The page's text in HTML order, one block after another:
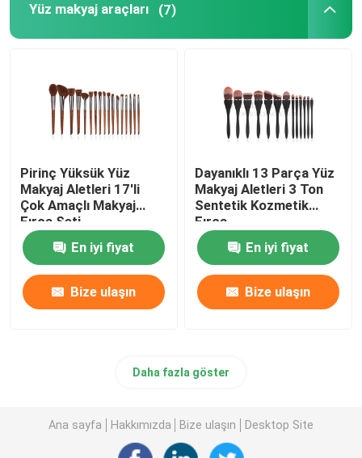
Yüz makyaj araçları (7)
Pirinç Yüksük Yüz
Makyaj Aletleri 17'li
Çok Amaçlı Makyaj
Fırça Seti
En iyi fiyat
Bize ulaşın
Dayanıklı 13 Parça Yüz
Makyaj Aletleri 3 Ton
Sentetik Kozmetik
Fırça
En iyi fiyat
Bize ulaşın
Daha fazla göster
Ana sayfa Hakkımızda Bize ulaşın Desktop Site